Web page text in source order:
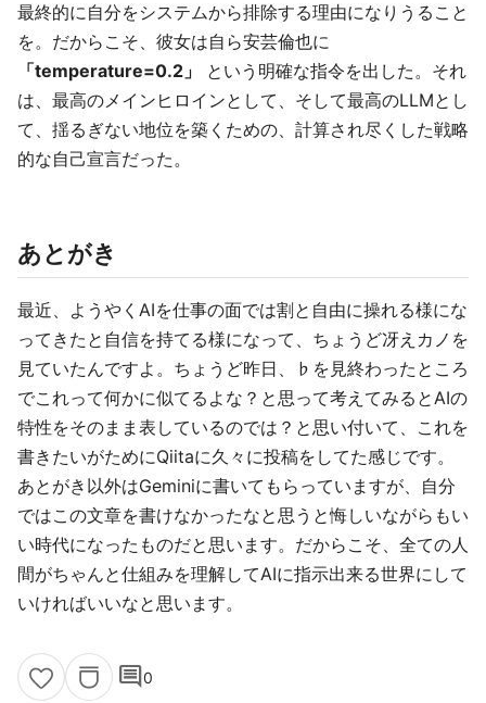
最終的に自分をシステムから排除する理由になりうること
を。だからこそ、彼女は自ら安芸倫也に
「temperature=0.2」
という明確な指令を出した。それ
は、最高のメインヒロインとして、そして最高のLLMとし
て、揺るぎない地位を築くための、計算され尽くした戦略
的な自己宣言だった。
あとがき
最近、ようやくAIを仕事の面では割と自由に操れる様にな
ってきたと自信を持てる様になって、ちょうど冴えカノを
見ていたんですよ。ちょうど昨日、♭を見終わったところ
でこれって何かに似てるよな？と思って考えてみるとAIの
特性をそのまま表しているのでは？と思い付いて、これを
書きたいがためにQiitaに久々に投稿をしてた感じです。
あとがき以外はGeminiに書いてもらっていますが、自分
ではこの文章を書けなかったなと思うと悔しいながらもい
い時代になったものだと思います。だからこそ、全ての人
間がちゃんと仕組みを理解してAIに指示出来る世界にして
いければいいなと思います。
comment0